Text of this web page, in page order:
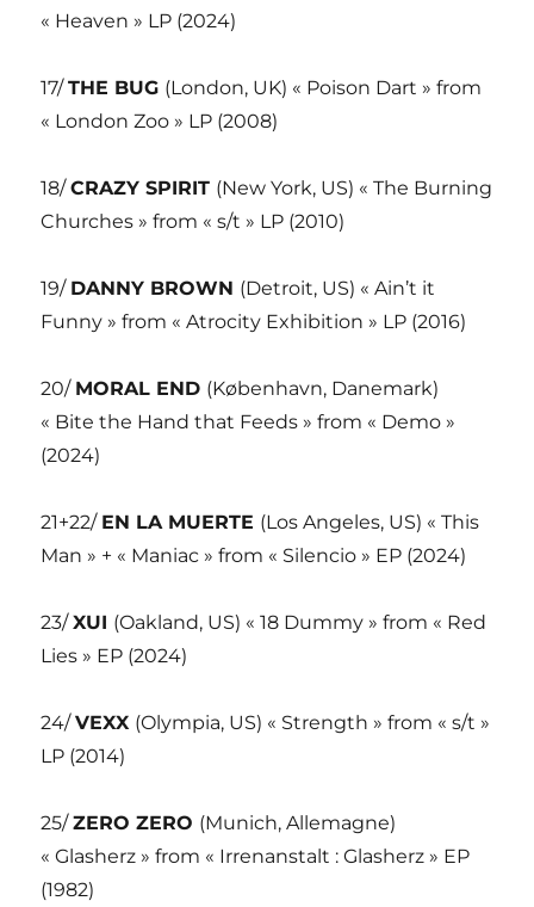
« Heaven » LP (2024)
17/THE BUG (London, UK) « Poison Dart » from
« London Zoo » LP (2008)
18/CRAZY SPIRIT (New York, US) « The Burning
Churches » from « s/t » LP (2010)
19/ DANNY BROWN (Detroit, US) « Ain’t it
Funny » from « Atrocity Exhibition » LP (2016)
20/ MORAL END (København, Danemark)
« Bite the Hand that Feeds » from « Demo »
(2024)
21+22/ EN LA MUERTE (Los Angeles, US) « This
Man » + « Maniac » from « Silencio » EP (2024)
23/XUI (Oakland, US) « 18 Dummy » from « Red
Lies » EP (2024)
24/VEXX (Olympia, US) « Strength » from « s/t »
LP (2014)
25/ZERO ZERO (Munich, Allemagne)
« Glasherz » from « Irrenanstalt : Glasherz » EP
(1982)